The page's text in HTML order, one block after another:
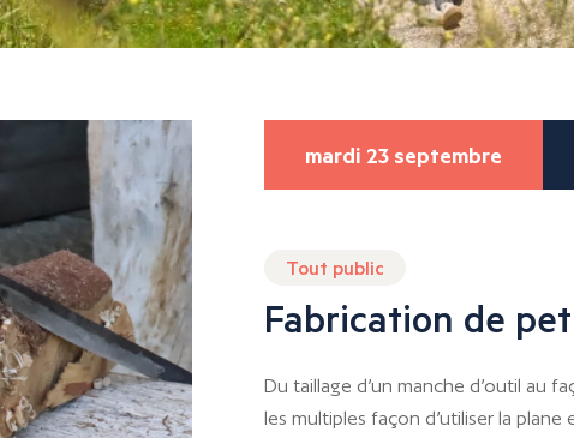
mardi 23 septembre
Tout public
Fabrication de
Du taillage d’un manche d’outil au
les multiples façon d’utiliser la plane